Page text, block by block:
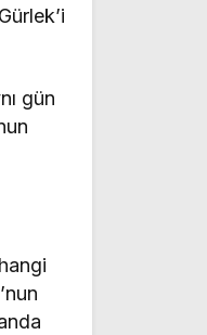
gün